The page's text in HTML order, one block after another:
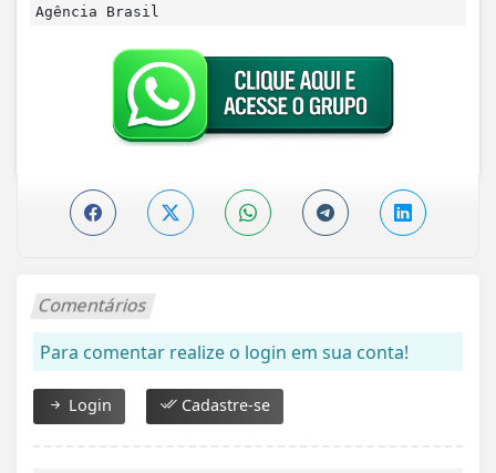
Agência Brasil
Comentários
Para comentar realize o login em sua conta!
Login Cadastre-se